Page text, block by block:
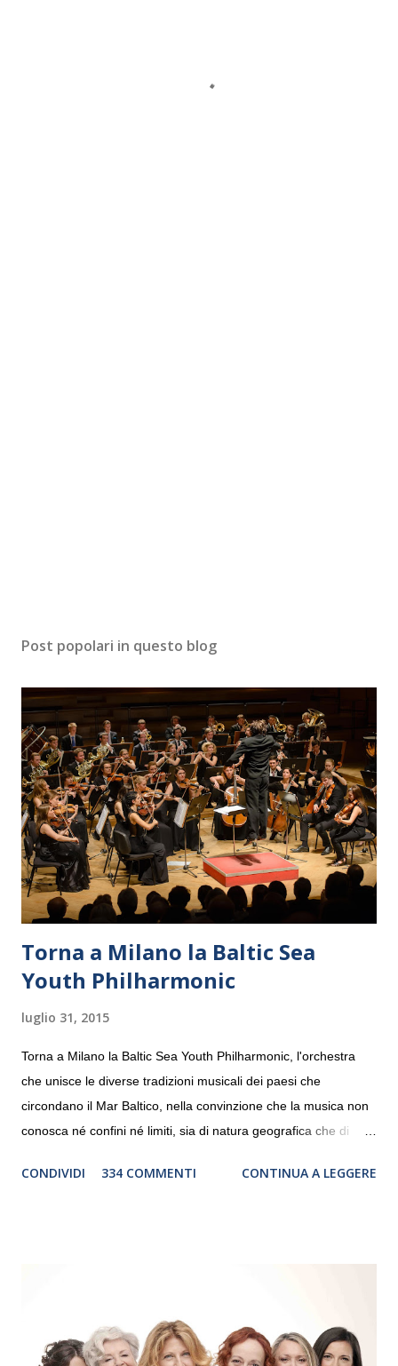
Post popolari in questo blog
Torna a Milano la Baltic Sea
Youth Philharmonic
luglio 31, 2015
Torna a Milano la Baltic Sea Youth Philharmonic, l'orchestra
che unisce le diverse tradizioni musicali dei paesi che
circondano il Mar Baltico, nella convinzione che la musica non
conosca né confini né limiti, sia di natura geografica che di
debutterà il 10 settembre a Heiden, in Germania, e toccherà, in
“Settembre dell’Accademia” dove si esibirà per il secondo anno
consecutivo. Il pubblico milanese avrà il piacere di applaudire i
CONDIVIDI 334 COMMENTI CONTINUA A LEGGERE